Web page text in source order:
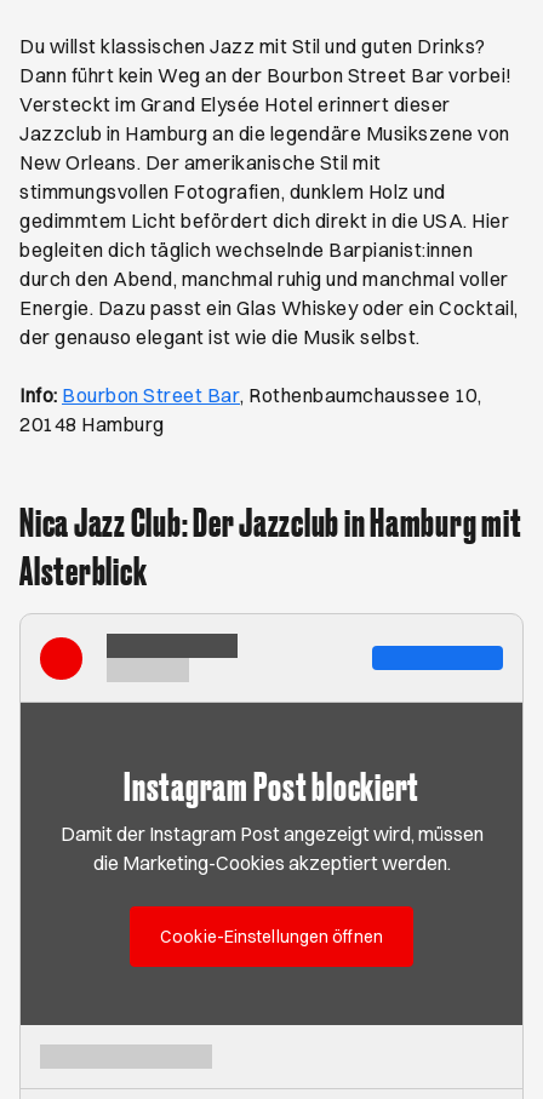
Du willst klassischen Jazz mit Stil und guten Drinks?
Dann führt kein Weg an der Bourbon Street Bar vorbei!
Versteckt im Grand Elysée Hotel erinnert dieser
Jazzclub in Hamburg an die legendäre Musikszene von
New Orleans. Der amerikanische Stil mit
stimmungsvollen Fotografien, dunklem Holz und
gedimmtem Licht befördert dich direkt in die USA. Hier
begleiten dich täglich wechselnde Barpianist:innen
durch den Abend, manchmal ruhig und manchmal voller
Energie. Dazu passt ein Glas Whiskey oder ein Cocktail,
der genauso elegant ist wie die Musik selbst.
Info: Bourbon Street BarÖffnet ein neues Browser-Tab
, Rothenbaumchaussee 10,
20148 Hamburg
Nica Jazz Club: Der Jazzclub in Hamburg mit
Alsterblick
Instagram Post blockiert
Damit der Instagram Post angezeigt wird, müssen
die Marketing-Cookies akzeptiert werden.
Cookie-Einstellungen öffnen